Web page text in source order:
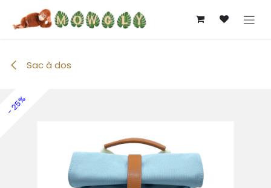
Se rendre au contenu
Sac à dos
- 25%
- 25%